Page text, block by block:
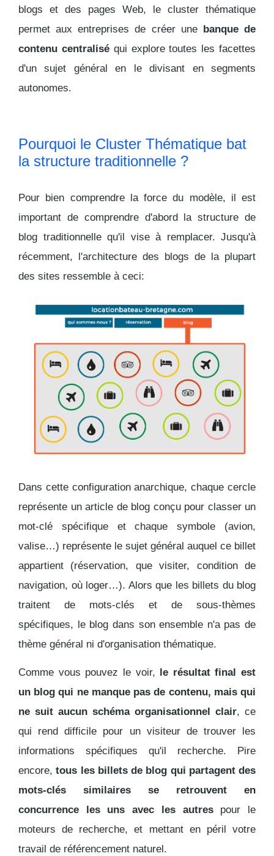
blogs et des pages Web, le cluster thématique
permet aux entreprises de créer une
banque de
contenu centraliséqui explore toutes les facettes
d'un sujet général en le divisant en segments
autonomes.
Pourquoi le Cluster Thématique bat
la structure traditionnelle ?
Pour bien comprendre la force du modèle, il est
important de comprendre d'abord la structure de
blog traditionnelle qu'il vise à remplacer. Jusqu'à
récemment, l'architecture des blogs de la plupart
des sites ressemble à ceci:
Dans cette configuration anarchique, chaque cercle
représente un article de blog conçu pour classer un
mot-clé spécifique et chaque symbole (avion,
valise…) représente le sujet général auquel ce billet
appartient (réservation, que visiter, condition de
navigation, où loger…). Alors que les billets du blog
traitent de mots-clés et de sous-thèmes
spécifiques, le blog dans son ensemble n'a pas de
thème général ni d'organisation thématique.
Comme vous pouvez le voir, le résultat final est
un blog qui ne manque pas de contenu, mais qui
ne suit aucun schéma organisationnel clair, ce
qui rend difficile pour un visiteur de trouver les
informations spécifiques qu'il recherche. Pire
encore,tous les billets de blog qui partagent des
mots-clés similaires se retrouvent en
concurrence les uns avec les autrespour le
moteurs de recherche, et mettant en péril votre
travail de référencement naturel.